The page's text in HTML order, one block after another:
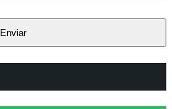
Enviar